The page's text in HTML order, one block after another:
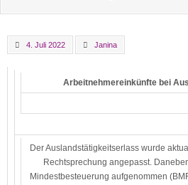
4. Juli 2022 Janina
Arbeitnehmereinkünfte bei
Der Auslandstätigkeitserlass wurde
Rechtsprechung angepasst.
Mindestbesteuerung aufgenommen